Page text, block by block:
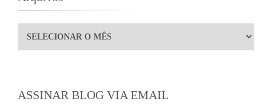
Arquivos
ASSINAR BLOG VIA EMAIL